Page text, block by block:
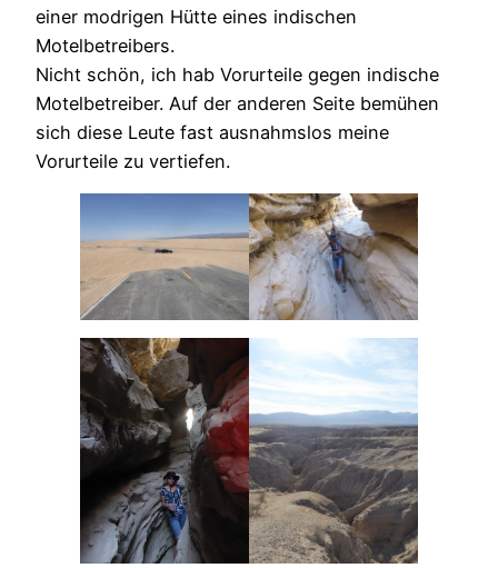
einer modrigen Hütte eines indischen
Motelbetreibers.
Nicht schön, ich hab Vorurteile gegen indische
Motelbetreiber. Auf der anderen Seite bemühen
sich diese Leute fast ausnahmslos meine
Vorurteile zu vertiefen.